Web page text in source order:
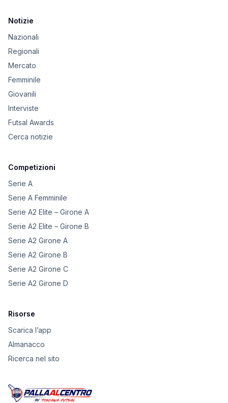
Notizie
Nazionali
Regionali
Mercato
Femminile
Giovanili
Interviste
Futsal Awards
Cerca notizie
Competizioni
Serie A
Serie A Femminile
Serie A2 Elite – Girone A
Serie A2 Elite – Girone B
Serie A2 Girone A
Serie A2 Girone B
Serie A2 Girone C
Serie A2 Girone D
Risorse
Scarica l’app
Almanacco
Ricerca nel sito